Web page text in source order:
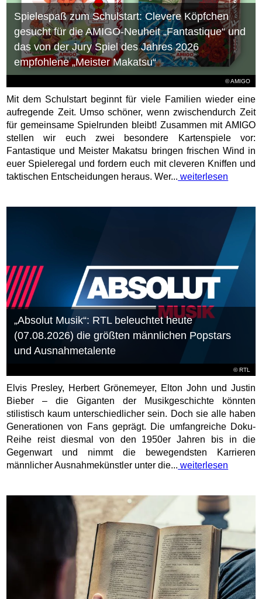
© AMIGO
Spielespaß zum Schulstart: Clevere Köpfchen
gesucht für die AMIGO-Neuheit „Fantastique“ und
das von der Jury Spiel des Jahres 2026
empfohlene „Meister Makatsu“
Mit dem Schulstart beginnt für viele Familien wieder eine
aufregende Zeit. Umso schöner, wenn zwischendurch Zeit
für gemeinsame Spielrunden bleibt! Zusammen mit AMIGO
stellen wir euch zwei besondere Kartenspiele vor:
Fantastique und Meister Makatsu bringen frischen Wind in
euer Spieleregal und fordern euch mit cleveren Kniffen und
taktischen Entscheidungen heraus. Wer... weiterlesen
©RTL
„Absolut Musik“: RTL beleuchtet heute
(07.08.2026) die größten männlichen Popstars
und Ausnahmetalente
Elvis Presley, Herbert Grönemeyer, Elton John und Justin
Bieber – die Giganten der Musikgeschichte könnten
stilistisch kaum unterschiedlicher sein. Doch sie alle haben
Generationen von Fans geprägt. Die umfangreiche Doku-
Reihe reist diesmal von den 1950er Jahren bis in die
Gegenwart und nimmt die bewegendsten Karrieren
männlicher Ausnahmekünstler unter die... weiterlesen